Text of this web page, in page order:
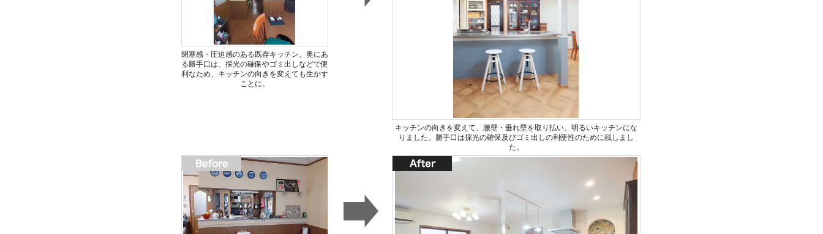
閉塞感・圧迫感のある既存キッチン。奥にあ
る勝手口は、採光の確保やゴミ出しなどで便
利なため、キッチンの向きを変えても生かす
ことに。
キッチンの向きを変えて、腰壁・垂れ壁を取り払い、明るいキッチンにな
りました。勝手口は採光の確保及びゴミ出しの利便性のために残しまし
た。